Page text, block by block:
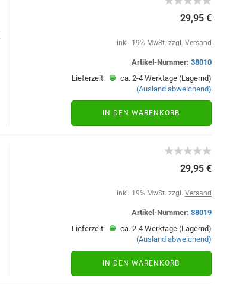
29,95 €
inkl. 19% MwSt. zzgl. Versand
Artikel-Nummer: 38010
Lieferzeit:
ca. 2-4 Werktage (Lagernd)
(Ausland abweichend)
IN DEN WARENKORB
29,95 €
inkl. 19% MwSt. zzgl. Versand
Artikel-Nummer: 38019
Lieferzeit:
ca. 2-4 Werktage (Lagernd)
(Ausland abweichend)
IN DEN WARENKORB